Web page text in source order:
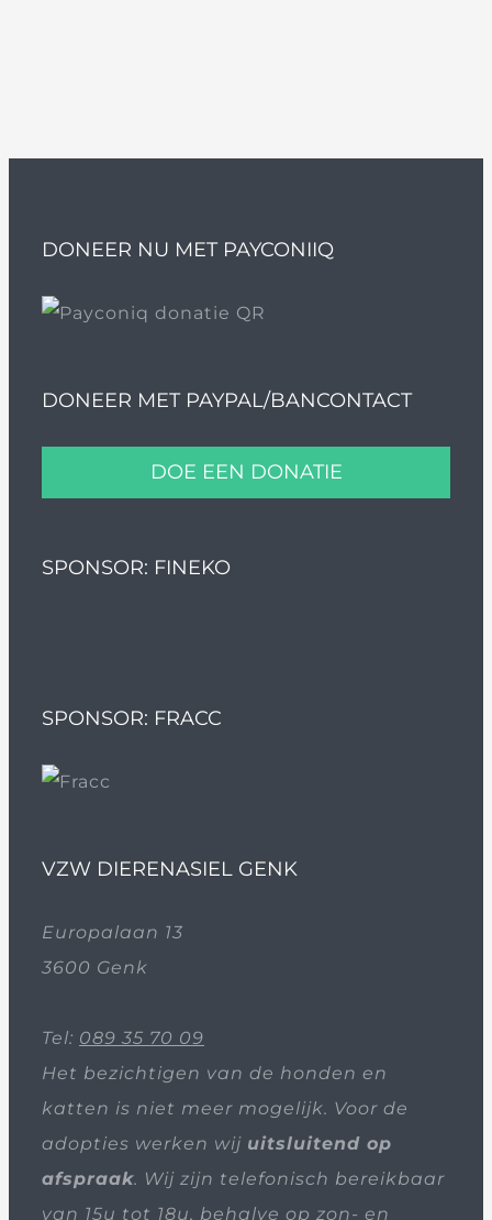
DONEER NU MET PAYCONIIQ
DONEER MET PAYPAL/BANCONTACT
DOE EEN DONATIE
SPONSOR: FINEKO
SPONSOR: FRACC
VZW DIERENASIEL GENK
Europalaan 13
3600 Genk
Tel: 089 35 70 09
Het bezichtigen van de honden en
katten is niet meer mogelijk. Voor de
adopties werken wij uitsluitend op
afspraak. Wij zijn telefonisch bereikbaar
van 15u tot 18u, behalve op zon- en